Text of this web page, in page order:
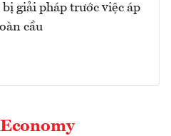
giải pháp trước việc áp
cầu